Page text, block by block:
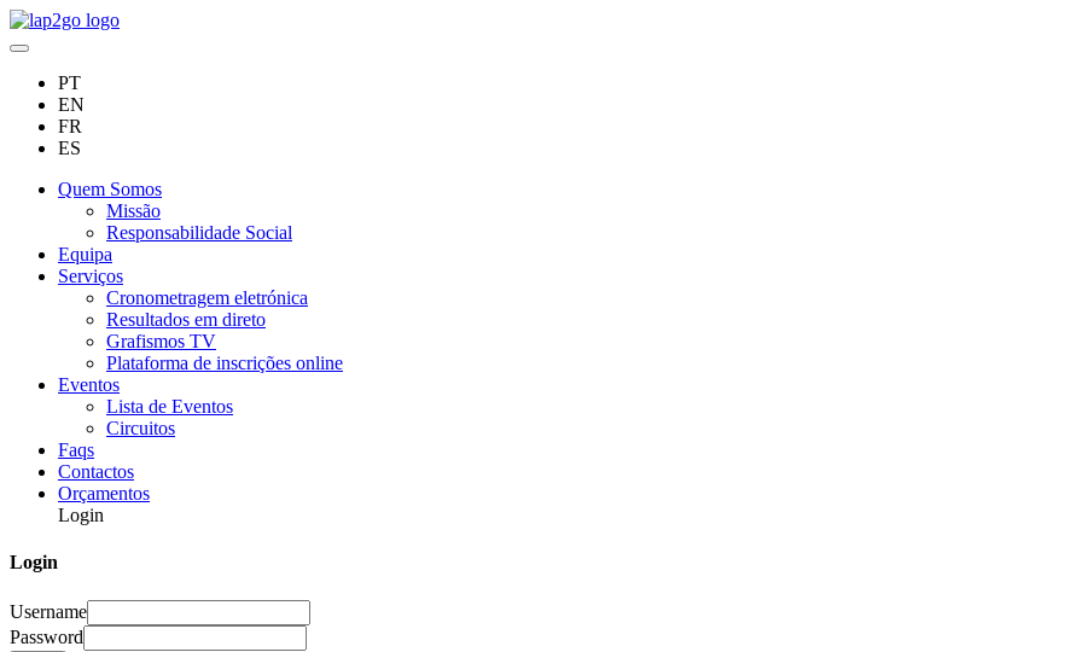
PT
EN
FR
ES
Quem Somos
Missão
Responsabilidade Social
Equipa
Serviços
Cronometragem eletrónica
Resultados em direto
Grafismos TV
Plataforma de inscrições online
Eventos
Lista de Eventos
Circuitos
Faqs
Contactos
Orçamentos
Login
Login
Username
Password